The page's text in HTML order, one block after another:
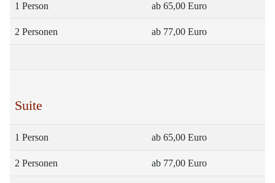
1 Person ab 65,00 Euro
2 Personen ab 77,00 Euro
Suite
1 Person ab 65,00 Euro
2 Personen ab 77,00 Euro